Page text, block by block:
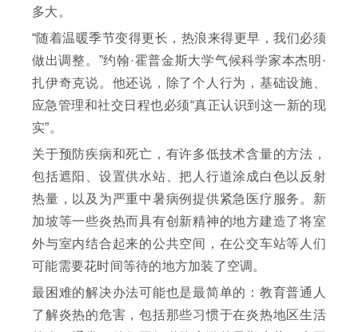
多大。
“随着温暖季节变得更长，热浪来得更早，我们必须
做出调整。”约翰·霍普金斯大学气候科学家本杰明·
扎伊奇克说。他还说，除了个人行为，基础设施、
应急管理和社交日程也必须“真正认识到这一新的现
实”。
关于预防疾病和死亡，有许多低技术含量的方法，
包括遮阳、设置供水站、把人行道涂成白色以反射
热量，以及为严重中暑病例提供紧急医疗服务。新
加坡等一些炎热而具有创新精神的地方建造了将室
外与室内结合起来的公共空间，在公交车站等人们
可能需要花时间等待的地方加装了空调。
最困难的解决办法可能也是最简单的：教育普通人
了解炎热的危害，包括那些习惯于在炎热地区生活